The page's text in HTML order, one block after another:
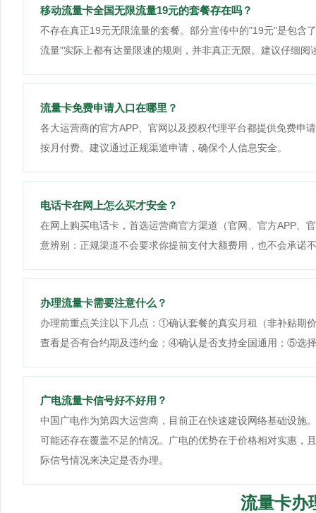
移动流量卡全国无限流量19元的套餐存在吗？
不存在真正19元无限流量的套餐。部分宣传中的"19元"是包含
流量"实际上都有达量限速的规则，并非真正无限。建议仔细阅
流量卡免费申请入口在哪里？
各大运营商的官方APP、官网以及授权代理平台都提供免费申
按月付费。建议通过正规渠道申请，确保个人信息安全。
电话卡在网上怎么买才安全？
在网上购买电话卡，首选运营商官方渠道（官网、官方APP、
意辨别：正规渠道不会要求你提前支付大额费用，也不会承诺
办理流量卡需要注意什么？
办理前重点关注以下几点：①确认套餐的真实月租（非补贴
查看是否有合约期及违约金；④确认是否支持全国通用；⑤选
广电流量卡信号好不好用？
中国广电作为第四大运营商，目前正在快速建设网络基础设施
可能还存在覆盖不足的情况。广电的优势在于价格相对实惠，
际信号情况来决定是否办理。
流量卡办